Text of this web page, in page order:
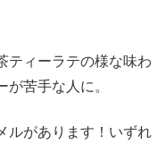
ティーラテの様な味わ
苦手な人に。
ルがあります！いずれ